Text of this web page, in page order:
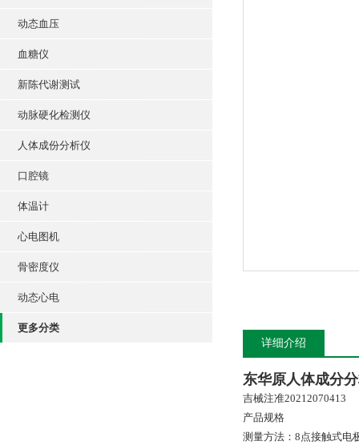
动态血压
血糖仪
新陈代谢测试
动脉硬化检测仪
人体成份分析仪
口腔镜
体温计
心电图机
骨密度仪
动态心电
更多分类
详细介绍
东华原人体成分
吉械注准20212070413
产品规格
测量方法：8点接触式电